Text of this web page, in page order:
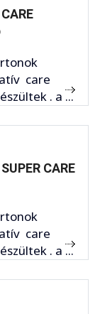
care
. a ...
CARE
care
. a ...